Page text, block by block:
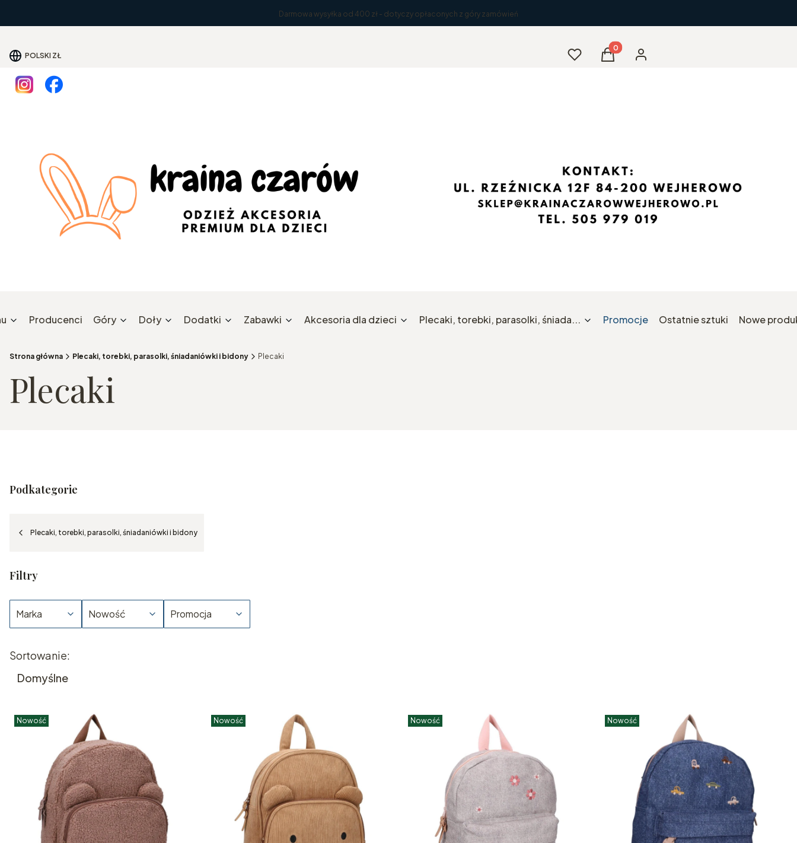
Darmowa wysyłka od 400 zł - dotyczy opłaconych z góry zamówień
POLSKI ZŁ UlubioneProdukty w koszyku: 0. Zobacz szczegóły
Koszyk Zaloguj się
Producenci Góry Doły Dodatki Zabawki Akcesoria dla dzieci Plecaki, torebki, parasolki, śniada... Promocje Ostatnie sztuki Nowe
Strona główna Plecaki, torebki, parasolki, śniadaniówki i bidony Plecaki
Plecaki
Podkategorie
Plecaki, torebki, parasolki, śniadaniówki i bidony
Filtry
Marka Nowość Promocja
Lista produktów
Sortowanie:
Domyślne
Nowość Nowość Nowość Nowość